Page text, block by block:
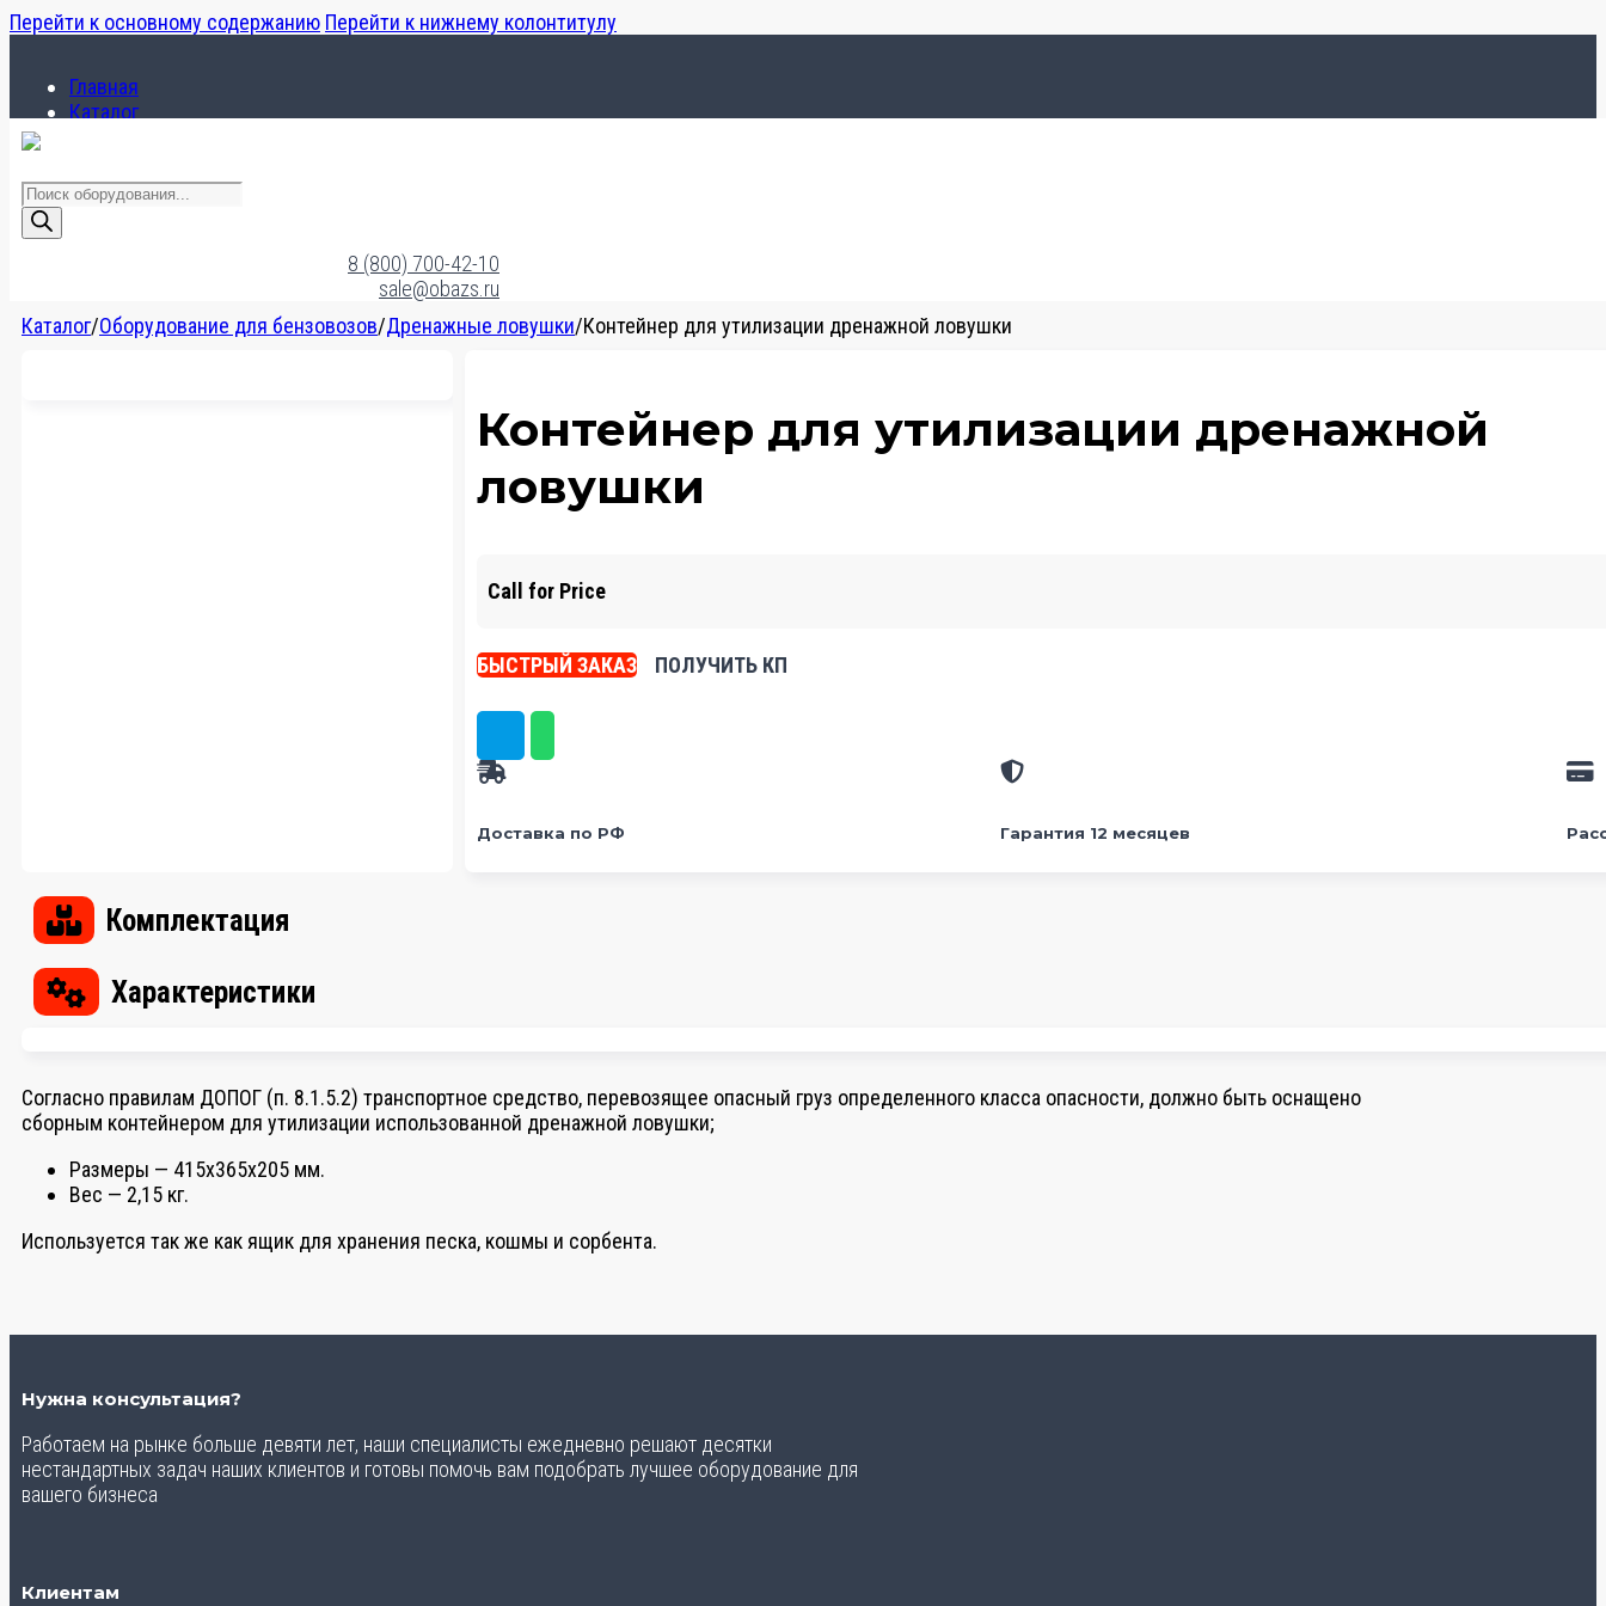
Перейти к основному содержанию Перейти к нижнему колонтитулу
Главная
Каталог
Поиск
товаров
8 (800) 700-42-10
sale@obazs.ru
Каталог/Оборудование для бензовозов/Дренажные ловушки/Контейнер для утилизации дренажной ловушки
Контейнер для утилизации дренажной
ловушки
Call for Price
БЫСТРЫЙ ЗАКАЗ ПОЛУЧИТЬ КП
Доставка по РФ Гарантия 12 месяцев
Комплектация
Характеристики
Согласно правилам ДОПОГ (п. 8.1.5.2) транспортное средство, перевозящее опасный груз определенного класса опасности, должно быть оснащено
сборным контейнером для утилизации использованной дренажной ловушки;
Размеры — 415х365х205 мм.
Вес — 2,15 кг.
Используется так же как ящик для хранения песка, кошмы и сорбента.
Нужна консультация?
Работаем на рынке больше девяти лет, наши специалисты ежедневно решают десятки
нестандартных задач наших клиентов и готовы помочь вам подобрать лучшее оборудование для
вашего бизнеса
Клиентам